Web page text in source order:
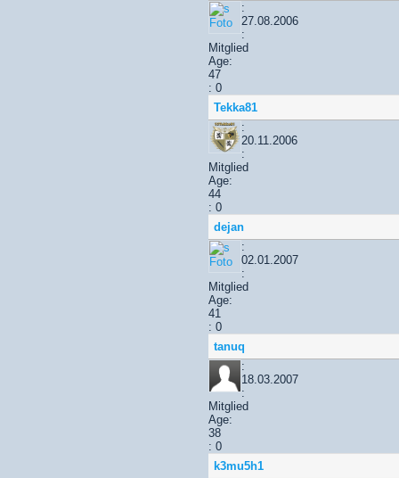
:
27.08.2006
:
Mitglied
Age:
47
: 0
Tekka81
:
20.11.2006
:
Mitglied
Age:
44
: 0
dejan
:
02.01.2007
:
Mitglied
Age:
41
: 0
tanuq
:
18.03.2007
:
Mitglied
Age:
38
: 0
k3mu5h1